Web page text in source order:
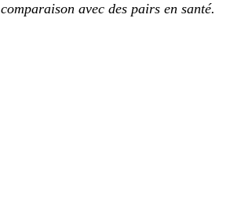
comparaison avec des pairs en santé.